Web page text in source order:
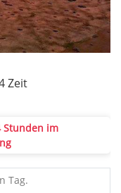
Zeit
Stunden im
Tag.